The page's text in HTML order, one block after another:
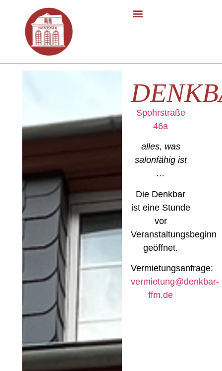
Spohrstraße
46a
alles, was
salonfähig ist
…
Die Denkbar
ist eine Stunde
vor
Veranstaltungsbeginn
geöffnet.
Vermietungsanfrage:
vermietung@denkbar-
ffm.de